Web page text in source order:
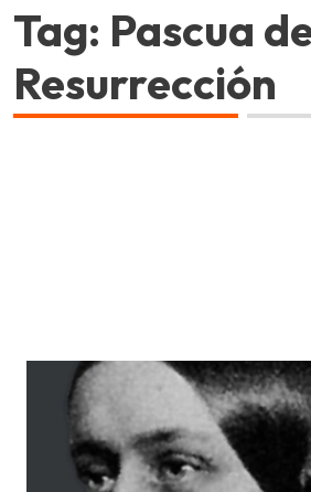
Tag: Pascua
Resurrección